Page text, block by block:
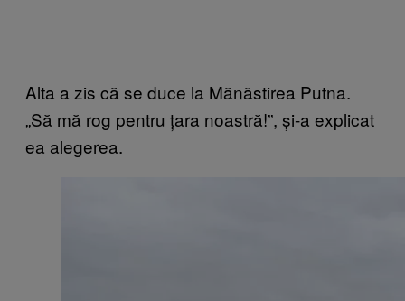
Alta a zis că se duce la Mănăstirea Putna.
„Să mă rog pentru țara noastră!”, și-a explicat
ea alegerea.